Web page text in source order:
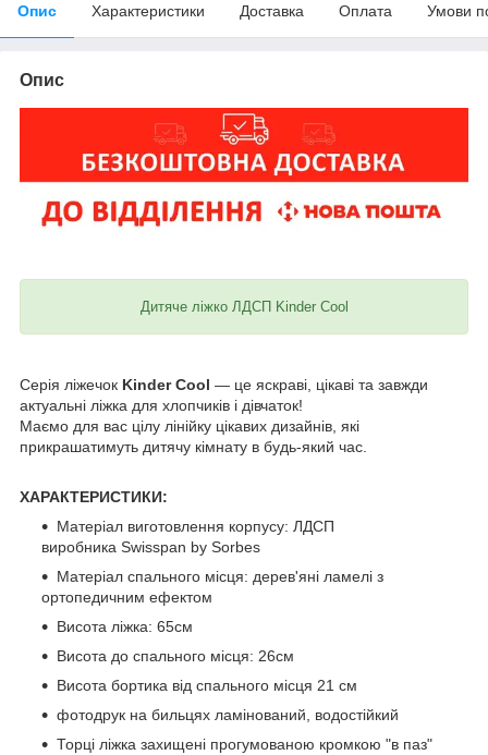
Опис Характеристики Доставка Оплата Умови
Опис
Дитяче ліжко ЛДСП Kinder Cool
Серія ліжечок Kinder Cool — це яскраві, цікаві та завжди
актуальні ліжка для хлопчиків і дівчаток!
Маємо для вас цілу лінійку цікавих дизайнів, які
прикрашатимуть дитячу кімнату в будь-який час.
ХАРАКТЕРИСТИКИ:
Матеріал виготовлення корпусу: ЛДСП
виробника Swisspan by Sorbes
Матеріал спального місця: дерев'яні ламелі з
ортопедичним ефектом
Висота ліжка: 65см
Висота до спального місця: 26см
Висота бортика від спального місця 21 см
фотодрук на бильцях ламінований, водостійкий
Торці ліжка захищені прогумованою кромкою "в паз"